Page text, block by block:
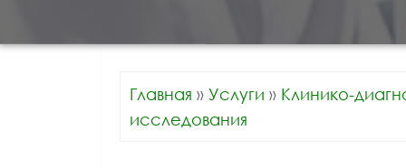
Главная » Услуги » Клинико-
исследования